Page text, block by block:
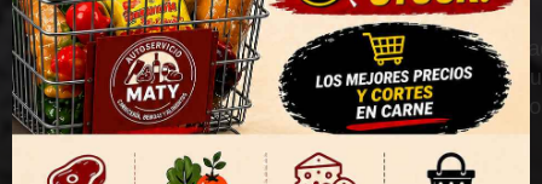
habilitarse tras las intensas nevadas,
continúan las demoras por la gran cantidad de
camiones sobre la Ruta Provincial 7 y sigue
interrumpido el tránsito hacia Rincón de los
Sauces.